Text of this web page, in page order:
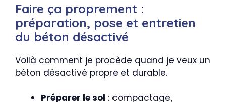
Faire ça proprement :
préparation, pose et entretien
du béton désactivé
Voilà comment je procède quand je veux un
béton désactivé propre et durable.
Préparer le sol : compactage,